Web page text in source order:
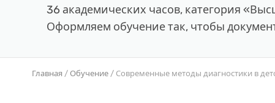
36 академических часов, категория
Оформляем обучение так, чтобы
Главная / Обучение / Современные методы диагностики в